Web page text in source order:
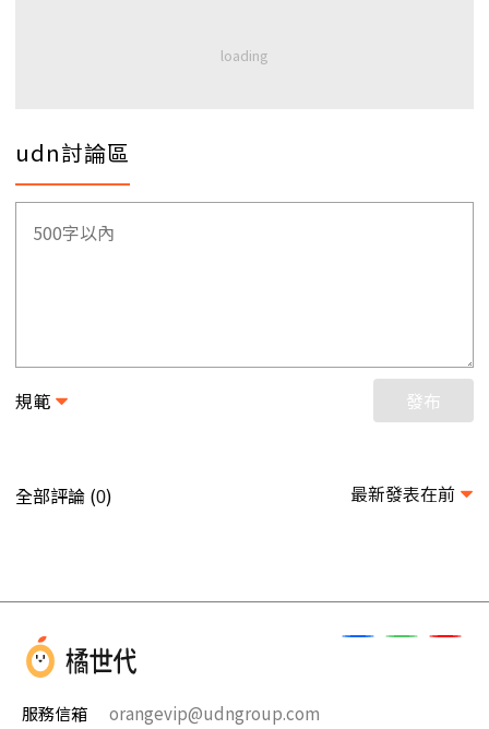
udn討論區
規範 發布
全部評論 (0) 最新發表在前
服務信箱 orangevip@udngroup.com